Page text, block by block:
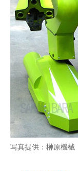
写真提供：榊原機械